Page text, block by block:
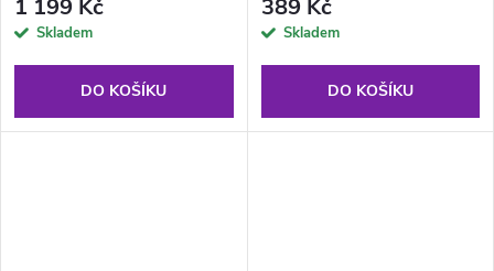
1 199 Kč
Skladem
DO KOŠÍKU
389 Kč
Skladem
DO KOŠÍKU